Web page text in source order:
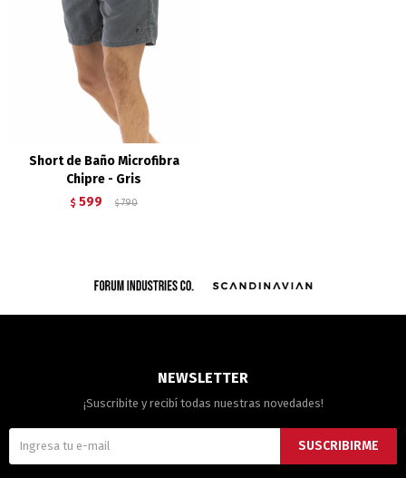
Short de Baño Microfibra
Chipre - Gris
$ 599 $ 790
NEWSLETTER
¡Suscribite y recibí todas nuestras novedades!
SUSCRIBIRME